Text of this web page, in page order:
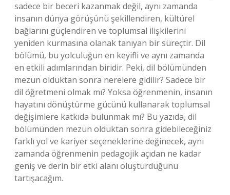
sadece bir beceri kazanmak değil, aynı zamanda
insanın dünya görüşünü şekillendiren, kültürel
bağlarını güçlendiren ve toplumsal ilişkilerini
yeniden kurmasına olanak tanıyan bir süreçtir. Dil
bölümü, bu yolculuğun en keyifli ve aynı zamanda
en etkili adımlarından biridir. Peki, dil bölümünden
mezun olduktan sonra nerelere gidilir? Sadece bir
dil öğretmeni olmak mı? Yoksa öğrenmenin, insanın
hayatını dönüştürme gücünü kullanarak toplumsal
değişimlere katkıda bulunmak mı? Bu yazıda, dil
bölümünden mezun olduktan sonra gidebileceğiniz
farklı yol ve kariyer seçeneklerine değinecek, aynı
zamanda öğrenmenin pedagojik açıdan ne kadar
geniş ve derin bir etki alanı oluşturduğunu
tartışacağım.